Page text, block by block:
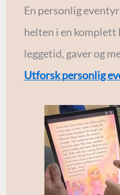
En personlig
helten i en
leggetid, gaver og
Utforsk personlig